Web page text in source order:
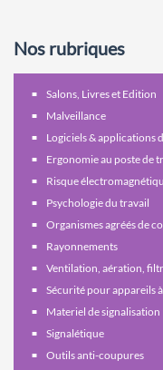
Nos rubriques
Salons, Livres et Edition
Malveillance
Logiciels & applications
Ergonomie au poste de
Risque
Psychologie du travail
Organismes agréés de
Rayonnements
Ventilation, aération,
Sécurité pour appareils
Materiel de signalisation
Signalétique
Outils anti-coupures